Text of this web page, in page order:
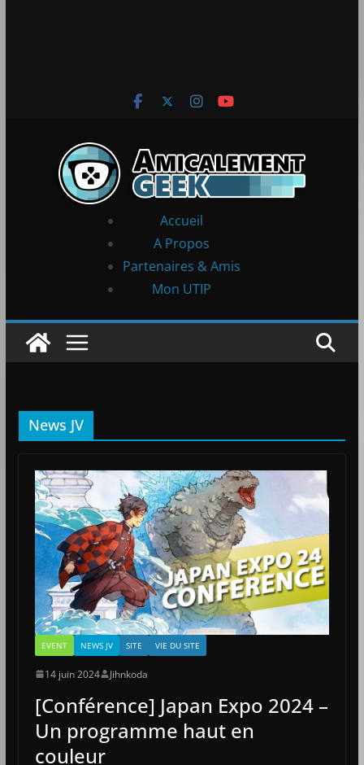
Accueil
A Propos
Partenaires & Amis
Mon UTIP
News JV
EVENT NEWS JV SITE VIE DU SITE
14 juin 2024 Jihnkoda
[Conférence] Japan Expo 2024 –
Un programme haut en
couleur